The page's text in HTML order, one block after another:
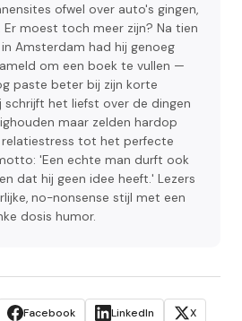
ofwel over auto's gingen,
Er moest toch meer zijn? Na tien
Amsterdam had hij genoeg
om een boek te vullen —
paste beter bij zijn korte
schrijft het liefst over de dingen
maar zelden hardop
relatiestress tot het perfecte
'Een echte man durft ook
dat hij geen idee heeft.' Lezers
no-nonsense stijl met een
dosis humor.
Facebook LinkedIn
X